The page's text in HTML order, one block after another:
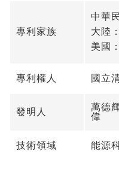
專利家族
中華
大陸
美國
專利權人 國立
發明人
萬德
偉
技術領域 能源